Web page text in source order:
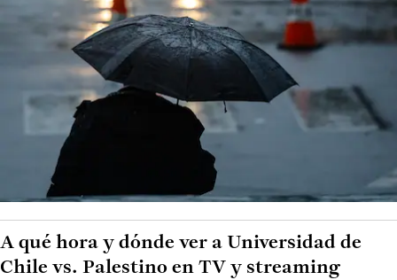
A qué hora y dónde ver a Universidad de
Chile vs. Palestino en TV y streaming